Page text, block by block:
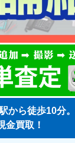
から徒歩10分
金買取！